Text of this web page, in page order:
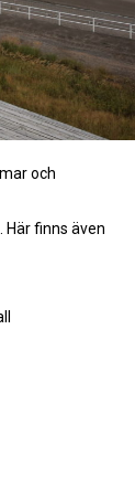
och
finns även